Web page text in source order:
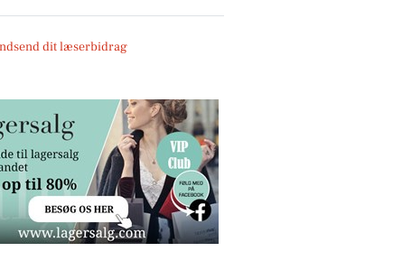
dit læserbidrag